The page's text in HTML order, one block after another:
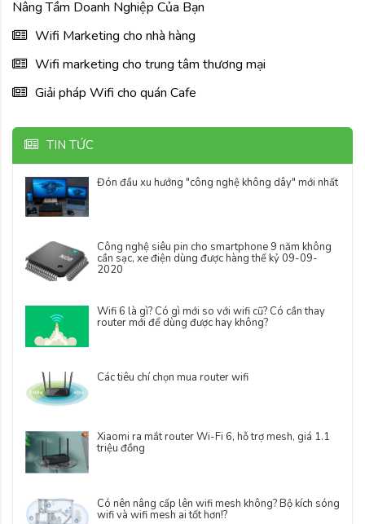
Nâng Tầm Doanh Nghiệp Của Bạn
Wifi Marketing cho nhà hàng
Wifi marketing cho trung tâm thương mại
Giải pháp Wifi cho quán Cafe
TIN TỨC
Đón đầu xu hướng "công nghệ không dây" mới nhất
Công nghệ siêu pin cho smartphone 9 năm không
cần sạc, xe điện dùng được hàng thế kỷ 09-09-
2020
Wifi 6 là gì? Có gì mới so với wifi cũ? Có cần thay
router mới để dùng được hay không?
Các tiêu chí chọn mua router wifi
Xiaomi ra mắt router Wi-Fi 6, hỗ trợ mesh, giá 1.1
triệu đồng
Có nên nâng cấp lên wifi mesh không? Bộ kích sóng
wifi và wifi mesh ai tốt hơn!?